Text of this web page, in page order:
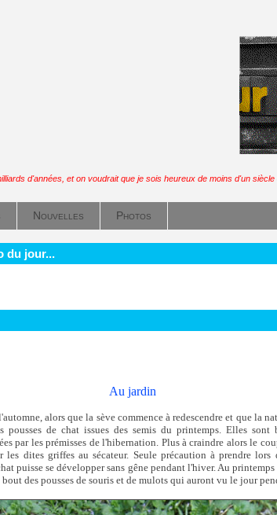
d'années, et on voudrait que je sois heureux de moins d'un
Nouvelles Photos
du jour...
Au jardin
alors que la sève commence à redescendre et que la
de chat issues des semis du printemps. Elles
par les prémisses de l'hibernation. Plus à craindre alors le
les dites griffes au sécateur. Seule précaution à prendre
puisse se développer sans gêne pendant l'hiver. Au
des pousses de souris et de mulots qui auront vu le jour